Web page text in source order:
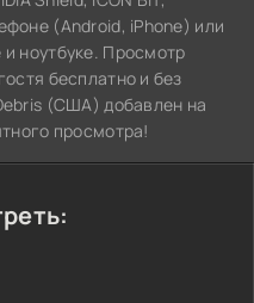
(Android, iPhone) или
ноутбуке. Просмотр
бесплатно и без
(США) добавлен на
просмотра!